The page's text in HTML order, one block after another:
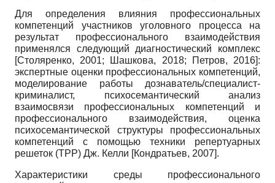
Для определения влияния профессиональных
компетенций участников уголовного процесса на
результат профессионального взаимодействия
применялся следующий диагностический комплекс
[Столяренко, 2001; Шашкова, 2018; Петров, 2016]:
экспертные оценки профессиональных компетенций,
моделирование работы дознаватель/специалист-
криминалист, психосемантический анализ
взаимосвязи профессиональных компетенций и
профессионального взаимодействия, оценка
психосемантической структуры профессиональных
компетенций с помощью техники репертуарных
решеток (ТРР) Дж. Келли [Кондратьев, 2007].
Характеристики среды профессионального